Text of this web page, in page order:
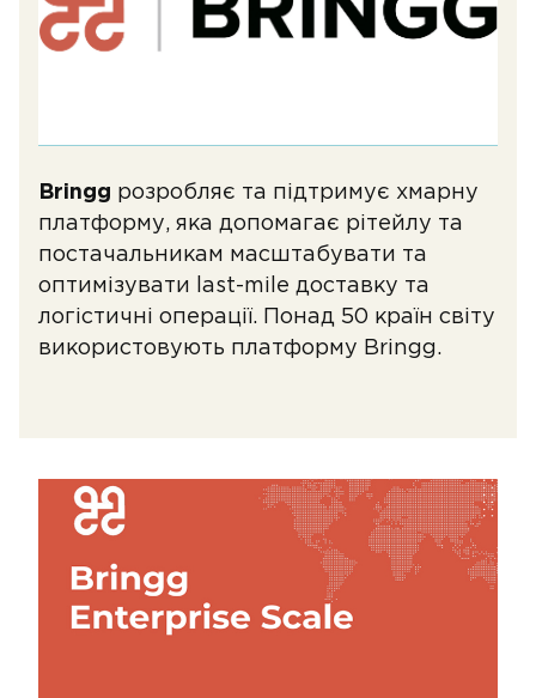
Bringg розробляє та підтримує хмарну
платформу, яка допомагає рітейлу та
постачальникам масштабувати та
оптимізувати last-mile доставку та
логістичні операції. Понад 50 країн світу
використовують платформу Bringg.